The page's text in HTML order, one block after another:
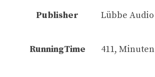
Publisher Lübbe Audio
RunningTime 411, Minuten